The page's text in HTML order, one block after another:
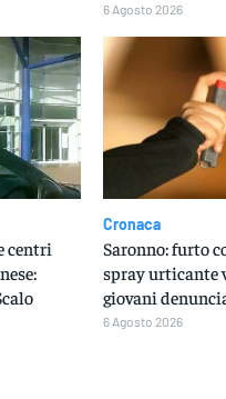
6 Agosto 2026
centri
Cronaca
Saronno: furto
spray urticante
giovani
6 Agosto 2026